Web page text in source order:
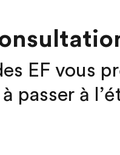
EF vous
passer à